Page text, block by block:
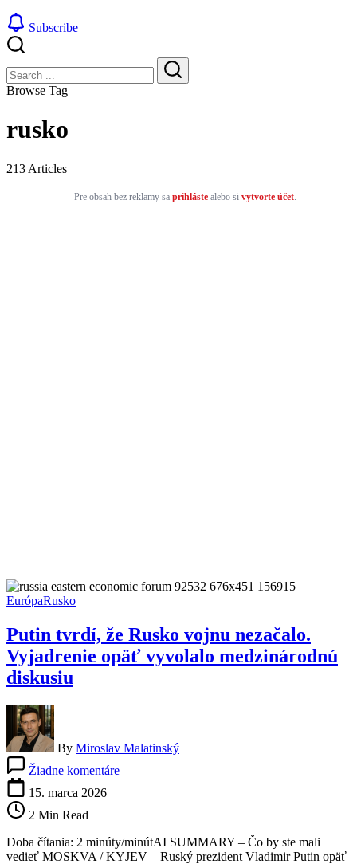
Subscribe
Search
Search
Browse Tag
rusko
213 Articles
Pre obsah bez reklamy sa prihlástealebo si vytvorte účet.
EurópaRusko
Putin tvrdí, že Rusko vojnu nezačalo.
Vyjadrenie opäť vyvolalo medzinárodnú
diskusiu
By Miroslav Malatinský
Žiadne komentárePutin
nezačalo.
15. marca 2026
2 Min Read
Doba čítania: 2 minúty/minútAI SUMMARY – Čo by ste mali
vedieť MOSKVA / KYJEV – Ruský prezident Vladimir Putin opäť